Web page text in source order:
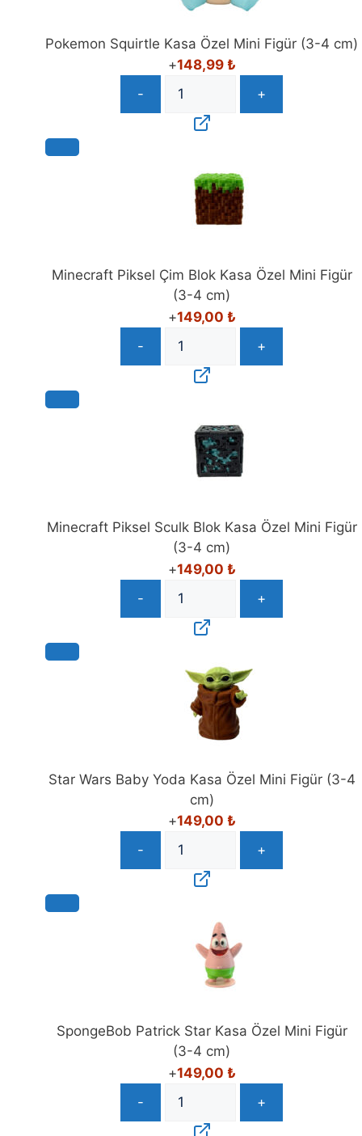
Pokemon Squirtle Kasa Özel Mini Figür (3-4 cm)
+148,99 ₺
-
+
Minecraft Piksel Çim Blok Kasa Özel Mini Figür
(3-4 cm)
+149,00 ₺
-
+
Minecraft Piksel Sculk Blok Kasa Özel Mini Figür
(3-4 cm)
+149,00 ₺
-
+
Star Wars Baby Yoda Kasa Özel Mini Figür (3-4
cm)
+149,00 ₺
-
+
SpongeBob Patrick Star Kasa Özel Mini Figür
(3-4 cm)
+149,00 ₺
-
+